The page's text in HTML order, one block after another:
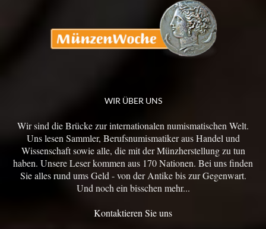
WIR ÜBER UNS
Wir sind die Brücke zur internationalen numismatischen Welt.
Uns lesen Sammler, Berufsnumismatiker aus Handel und
Wissenschaft sowie alle, die mit der Münzherstellung zu tun
haben. Unsere Leser kommen aus 170 Nationen. Bei uns finden
Sie alles rund ums Geld - von der Antike bis zur Gegenwart.
Und noch ein bisschen mehr...
Kontaktieren Sie uns